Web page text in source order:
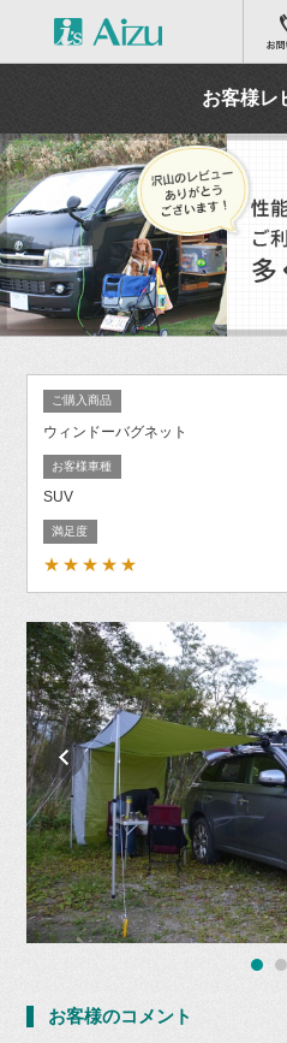
お客様レ
ご購入商品
ウィンドーバグネット
お客様車種
SUV
満足度
★★★★★
お客様のコメント